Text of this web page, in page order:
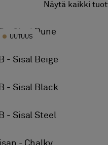
tila 33
Näytä kaikki
- Sisal Dune
UUTUUS
- Sisal Beige
- Sisal Black
- Sisal Steel